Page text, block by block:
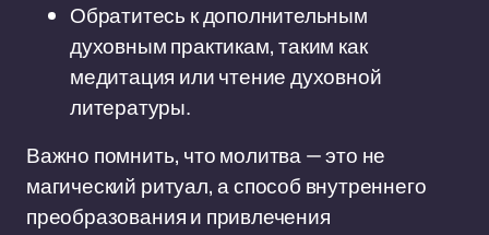
Обратитесь к дополнительным
духовным практикам, таким как
медитация или чтение духовной
литературы.
Важно помнить, что молитва — это не
магический ритуал, а способ внутреннего
преобразования и привлечения